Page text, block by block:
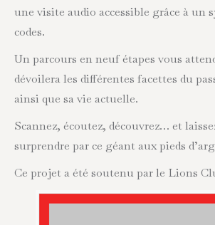
une visite audio accessible grâce à un
codes.
Un parcours en neuf étapes vous
dévoilera les différentes facettes du
ainsi que sa vie actuelle.
Scannez, écoutez, découvrez… et
surprendre par ce géant aux pieds
Ce projet a été soutenu par le Lions